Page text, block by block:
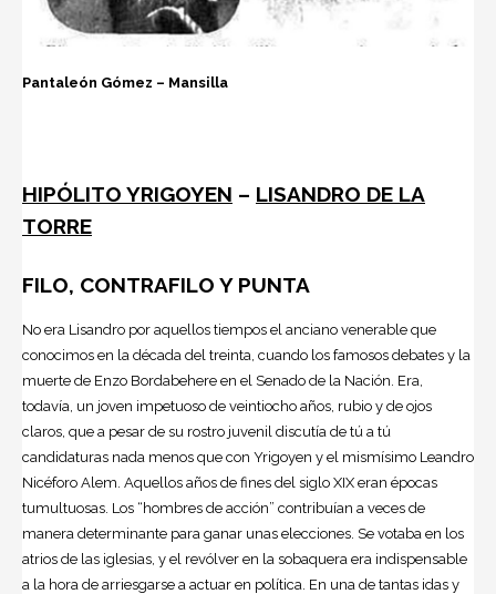
Pantaleón Gómez – Mansilla
HIPÓLITO YRIGOYEN – LISANDRO DE LA
TORRE
FILO, CONTRAFILO Y PUNTA
No era Lisandro por aquellos tiempos el anciano venerable que
conocimos en la década del treinta, cuando los famosos debates y la
muerte de Enzo Bordabehere en el Senado de la Nación. Era,
todavía, un joven impetuoso de veintiocho años, rubio y de ojos
claros, que a pesar de su rostro juvenil discutía de tú a tú
candidaturas nada menos que con Yrigoyen y el mismísimo Leandro
Nicéforo Alem. Aquellos años de fines del siglo XIX eran épocas
tumultuosas. Los “hombres de acción” contribuían a veces de
manera determinante para ganar unas elecciones. Se votaba en los
atrios de las iglesias, y el revólver en la sobaquera era indispensable
a la hora de arriesgarse a actuar en política. En una de tantas idas y